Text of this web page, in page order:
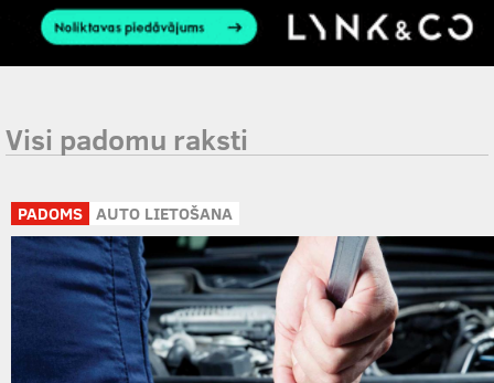
Visi padomu raksti
PADOMS AUTO LIETOŠANA